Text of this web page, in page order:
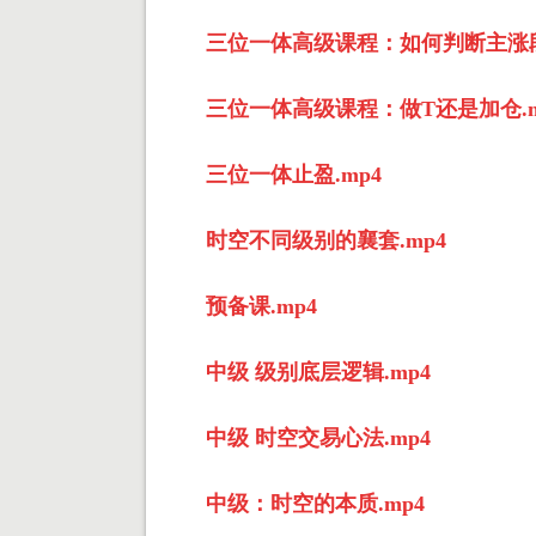
三位一体高级课程：如何判断主涨
三位一体高级课程：做T还是加仓
三位一体止盈.mp4
时空不同级别的襄套.mp4
预备课.mp4
中级 级别底层逻辑.mp4
中级 时空交易心法.mp4
中级：时空的本质.mp4